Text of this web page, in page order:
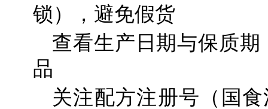
锁），避免假货
查看生产日期与保质
品
关注配方注册号（国